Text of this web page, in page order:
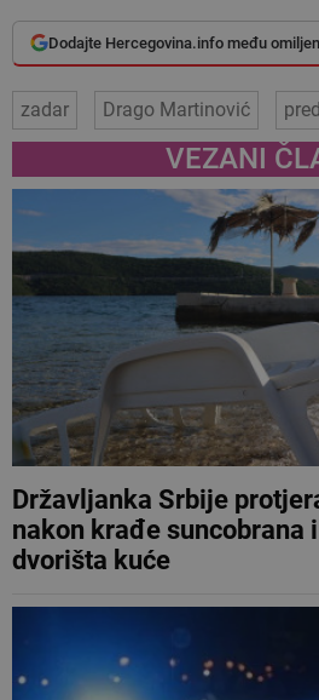
Dodajte Hercegovina.info među
zadar Drago Martinović
VEZANI
Državljanka Srbije
nakon krađe suncobrana
dvorišta kuće